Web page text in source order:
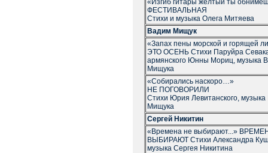
«Изгиб гитары жёлтый ты
ФЕСТИВАЛЬНАЯ
Стихи и музыка Олега Митяева
Вадим Мищук
«Запах пены морской и горящей
ЭТО ОСЕНЬ Стихи Паруйра
армянского Юнны Мориц, музыка
Мищука
«Собирались наскоро…»
НЕ ПОГОВОРИЛИ
Стихи Юрия Левитанского,
Мищука
Сергей Никитин
«Времена не выбирают...»
ВЫБИРАЮТ Стихи Александра
музыка Сергея Никитина